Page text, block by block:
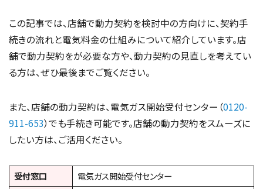
この記事では、店舗で動力契約を検討中の方向けに、契約手
続きの流れと電気料金の仕組みについて紹介しています。店
舗で動力契約をが必要な方や、動力契約の見直しを考えてい
る方は、ぜひ最後までご覧ください。
また、店舗の動力契約は、電気ガス開始受付センター（0120-
911-653）でも手続き可能です。店舗の動力契約をスムーズに
したい方は、ご活用ください。
受付窓口
電気ガス開始受付センター